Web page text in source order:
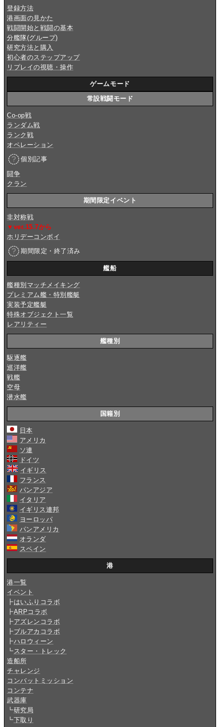
登録方法
港画面の見かた
戦闘開始と戦闘の基本
分艦隊(グループ)
研究方法と購入
初心者のステップアップ
リプレイの視聴・操作
ゲームモード
常設戦闘モード
Co-op戦
ランダム戦
ランク戦
オペレーション
個別記事
闘争
クラン
期間限定イベント
非対称戦
▼ver.15.7から
ホリデーコンボイ
期間限定・終了済み
艦船
艦種別マッチメイキング
プレミアム艦・特別艦艇
実装予定艦艇
特殊オブジェクト一覧
レアリティー
艦種別
駆逐艦
巡洋艦
戦艦
空母
潜水艦
国籍別
日本
アメリカ
ソ連
ドイツ
イギリス
フランス
パンアジア
イタリア
イギリス連邦
ヨーロッパ
パンアメリカ
オランダ
スペイン
港
港一覧
イベント
┣はいふりコラボ
┣ARPコラボ
┣アズレンコラボ
┣ブルアカコラボ
┣ハロウィーン
┗スター・トレック
造船所
チャレンジ
コンバットミッション
コンテナ
武器庫
┗研究局
┗下取り